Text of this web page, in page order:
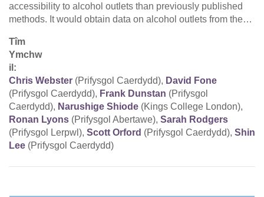
accessibility to alcohol outlets than previously published
methods. It would obtain data on alcohol outlets from the…
Tîm
Ymchw
il:
Chris Webster (Prifysgol Caerdydd), David Fone
(Prifysgol Caerdydd), Frank Dunstan (Prifysgol
Caerdydd), Narushige Shiode (Kings College London),
Ronan Lyons (Prifysgol Abertawe), Sarah Rodgers
(Prifysgol Lerpwl), Scott Orford (Prifysgol Caerdydd), Shin
Lee (Prifysgol Caerdydd)